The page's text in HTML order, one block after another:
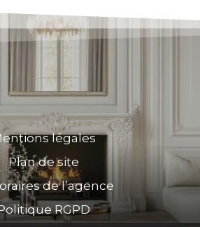
légales
Plan de site
de l’agence
RGPD